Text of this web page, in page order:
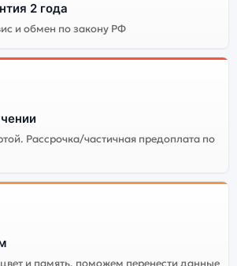
2 года
и обмен по закону РФ
Рассрочка/частичная предоплата по